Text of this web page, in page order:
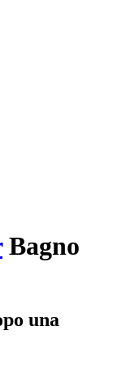
Bagno
una